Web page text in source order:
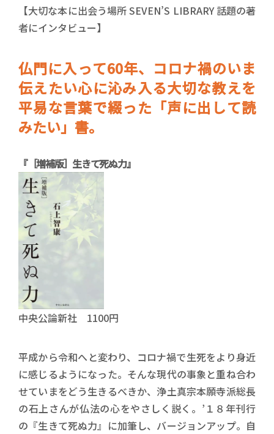
【大切な本に出会う場所 SEVEN’S LIBRARY 話題の著
者にインタビュー】
仏門に入って60年、コロナ禍のいま
伝えたい心に沁み入る大切な教えを
平易な言葉で綴った「声に出して読
みたい」書。
『［増補版］生きて死ぬ力』
中央公論新社 1100円
平成から令和へと変わり、コロナ禍で生死をより身近
に感じるようになった。そんな現代の事象と重ね合わ
せていまをどう生きるべきか、浄土真宗本願寺派総長
の石上さんが仏法の心をやさしく説く。’１８年刊行
の『生きて死ぬ力』に加筆し、バージョンアップ。自